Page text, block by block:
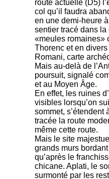
route actuelle (D5)
col qu’il faudra
en une demi-heure
sentier tracé dans
«meules romaines»
Thorenc et en
Romani, carte
Mais au-delà de
poursuit, signalé
et au Moyen Âge.
En effet, les ruines
visibles lorsqu’on
sommet, s’étendent
tracée la route
même cette route.
Mais le site
grands murs
qu’après le
chicane. Aplati, le
surmonté par les